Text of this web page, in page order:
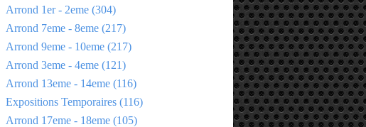
Arrond 1er - 2eme (304)
Arrond 7eme - 8eme (217)
Arrond 9eme - 10eme (217)
Arrond 3eme - 4eme (121)
Arrond 13eme - 14eme (116)
Expositions Temporaires (116)
Arrond 17eme - 18eme (105)